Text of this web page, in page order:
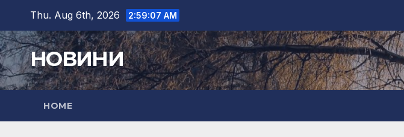
content
Thu. Aug 6th, 2026 2:59:08 AM
НОВИНИ
HOME